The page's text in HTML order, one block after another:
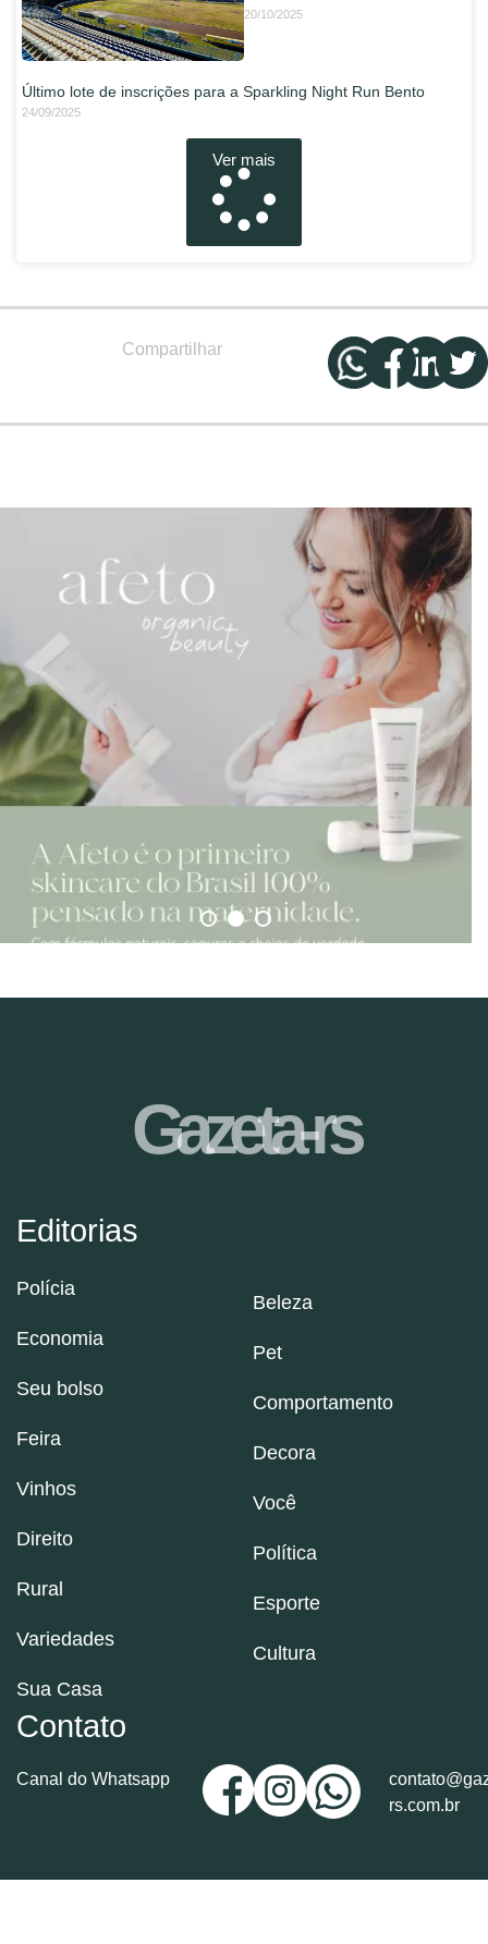
20/10/2025
Último lote de inscrições para a Sparkling Night Run Bento
24/09/2025
Ver mais
Compartilhar
Editorias
Polícia
Economia
Seu bolso
Feira
Vinhos
Direito
Rural
Variedades
Sua Casa
Beleza
Pet
Comportamento
Decora
Você
Política
Esporte
Cultura
Contato
Canal do Whatsapp
rs.com.br
Gazeta-rs